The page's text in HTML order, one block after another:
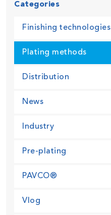
Categories
Finishing technologies
Plating methods
Distribution
News
Industry
Pre-plating
PAVCO®
Vlog